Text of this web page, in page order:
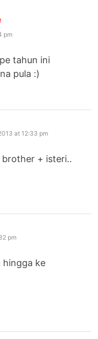
pm
tahun ini
pula :)
at 12:33 pm
brother + isteri..
pm
hingga ke